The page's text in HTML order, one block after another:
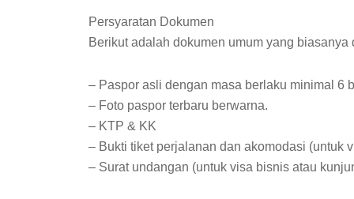
Persyaratan Dokumen
Berikut adalah dokumen umum yang biasanya
– Paspor asli dengan masa berlaku minimal 6
– Foto paspor terbaru berwarna.
– KTP & KK
– Bukti tiket perjalanan dan akomodasi (untuk
– Surat undangan (untuk visa bisnis atau